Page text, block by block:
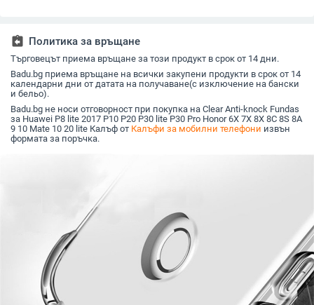
нов стил 13/12
assignment_return Политика за връщане
Търговецът приема връщане за този продукт в срок от 14 дни.
Badu.bg приема връщане на всички закупени продукти в срок от 14
календарни дни от датата на получаване(с изключение на бански
и бельо).
Badu.bg не носи отговорност при покупка на Clear Anti-knock Fundas
за Huawei P8 lite 2017 P10 P20 P30 lite P30 Pro Honor 6X 7X 8X 8C 8S 8A
9 10 Mate 10 20 lite Калъф от Калъфи за мобилни телефони извън
формата за поръчка.